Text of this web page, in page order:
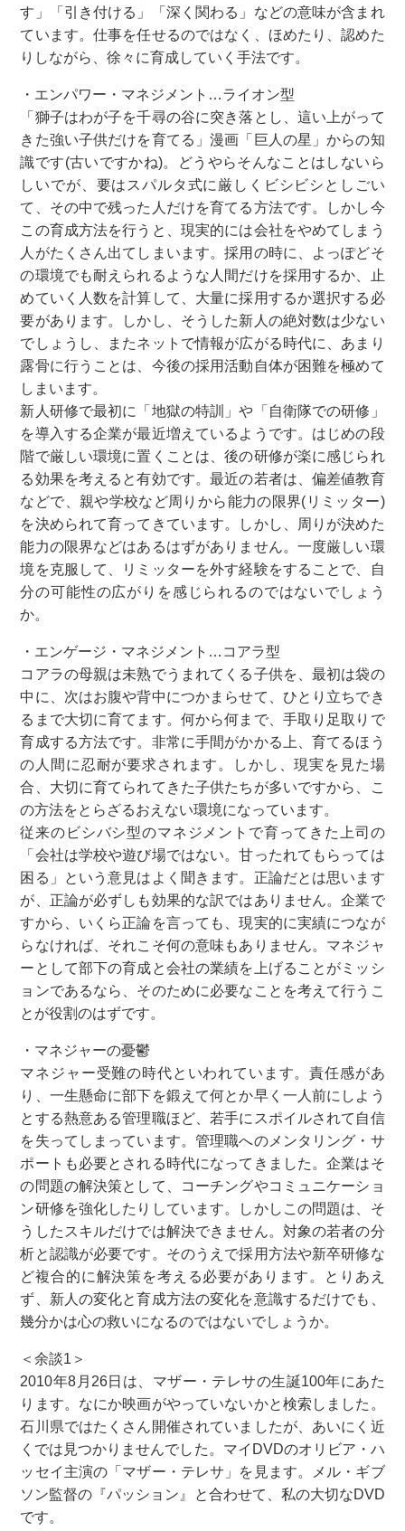
す」「引き付ける」「深く関わる」などの意味が含まれ
ています。仕事を任せるのではなく、ほめたり、認めた
りしながら、徐々に育成していく手法です。
・エンパワー・マネジメント…ライオン型
「獅子はわが子を千尋の谷に突き落とし、這い上がって
きた強い子供だけを育てる」漫画「巨人の星」からの知
識です(古いですかね)。どうやらそんなことはしないら
しいでが、要はスパルタ式に厳しくビシビシとしごい
て、その中で残った人だけを育てる方法です。しかし今
この育成方法を行うと、現実的には会社をやめてしまう
人がたくさん出てしまいます。採用の時に、よっぽどそ
の環境でも耐えられるような人間だけを採用するか、止
めていく人数を計算して、大量に採用するか選択する必
要があります。しかし、そうした新人の絶対数は少ない
でしょうし、またネットで情報が広がる時代に、あまり
露骨に行うことは、今後の採用活動自体が困難を極めて
しまいます。
新人研修で最初に「地獄の特訓」や「自衛隊での研修」
を導入する企業が最近増えているようです。はじめの段
階で厳しい環境に置くことは、後の研修が楽に感じられ
る効果を考えると有効です。最近の若者は、偏差値教育
などで、親や学校など周りから能力の限界(リミッター)
を決められて育ってきています。しかし、周りが決めた
能力の限界などはあるはずがありません。一度厳しい環
境を克服して、リミッターを外す経験をすることで、自
分の可能性の広がりを感じられるのではないでしょう
か。
・エンゲージ・マネジメント…コアラ型
コアラの母親は未熟でうまれてくる子供を、最初は袋の
中に、次はお腹や背中につかまらせて、ひとり立ちでき
るまで大切に育てます。何から何まで、手取り足取りで
育成する方法です。非常に手間がかかる上、育てるほう
の人間に忍耐が要求されます。しかし、現実を見た場
合、大切に育てられてきた子供たちが多いですから、こ
の方法をとらざるおえない環境になっています。
従来のビシバシ型のマネジメントで育ってきた上司の
「会社は学校や遊び場ではない。甘ったれてもらっては
困る」という意見はよく聞きます。正論だとは思います
が、正論が必ずしも効果的な訳ではありません。企業で
すから、いくら正論を言っても、現実的に実績につなが
らなければ、それこそ何の意味もありません。マネジャ
ーとして部下の育成と会社の業績を上げることがミッシ
ョンであるなら、そのために必要なことを考えて行うこ
とが役割のはずです。
・マネジャーの憂鬱
マネジャー受難の時代といわれています。責任感があ
り、一生懸命に部下を鍛えて何とか早く一人前にしよう
とする熱意ある管理職ほど、若手にスポイルされて自信
を失ってしまっています。管理職へのメンタリング・サ
ポートも必要とされる時代になってきました。企業はそ
の問題の解決策として、コーチングやコミュニケーショ
ン研修を強化したりしています。しかしこの問題は、そ
うしたスキルだけでは解決できません。対象の若者の分
析と認識が必要です。そのうえで採用方法や新卒研修な
ど複合的に解決策を考える必要があります。とりあえ
ず、新人の変化と育成方法の変化を意識するだけでも、
幾分かは心の救いになるのではないでしょうか。
＜余談1＞
2010年8月26日は、マザー・テレサの生誕100年にあた
ります。なにか映画がやっていないかと検索しました。
石川県ではたくさん開催されていましたが、あいにく近
くでは見つかりませんでした。マイDVDのオリビア・ハ
ッセイ主演の「マザー・テレサ」を見ます。メル・ギブ
ソン監督の『パッション』と合わせて、私の大切なDVD
です。